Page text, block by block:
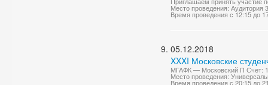
Место проведения: Аудитория
Время проведения с 12:15 до
05.12.2018
XXXI Московские
МГАФК — Московский П Счет:
Место проведения:
Время проведения с 20:15 до